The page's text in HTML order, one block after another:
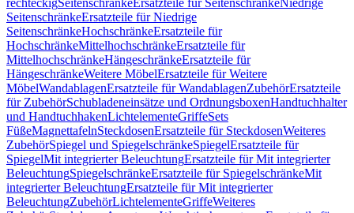
rechteckigSeitenschränkeErsatzteile für SeitenschränkeNiedrige
SeitenschränkeErsatzteile für Niedrige
SeitenschränkeHochschränkeErsatzteile für
HochschränkeMittelhochschränkeErsatzteile für
MittelhochschränkeHängeschränkeErsatzteile für
HängeschränkeWeitere MöbelErsatzteile für Weitere
MöbelWandablagenErsatzteile für WandablagenZubehörErsatzteile
für ZubehörSchubladeneinsätze und OrdnungsboxenHandtuchhalter
und HandtuchhakenLichtelementeGriffeSets
FüßeMagnettafelnSteckdosenErsatzteile für SteckdosenWeiteres
ZubehörSpiegel und SpiegelschränkeSpiegelErsatzteile für
SpiegelMit integrierter BeleuchtungErsatzteile für Mit integrierter
BeleuchtungSpiegelschränkeErsatzteile für SpiegelschränkeMit
integrierter BeleuchtungErsatzteile für Mit integrierter
BeleuchtungZubehörLichtelementeGriffeWeiteres